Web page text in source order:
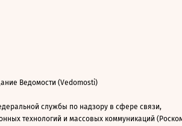
Ведомости (Vedomosti)
службы по надзору в сфере связи,
технологий и массовых коммуникаций